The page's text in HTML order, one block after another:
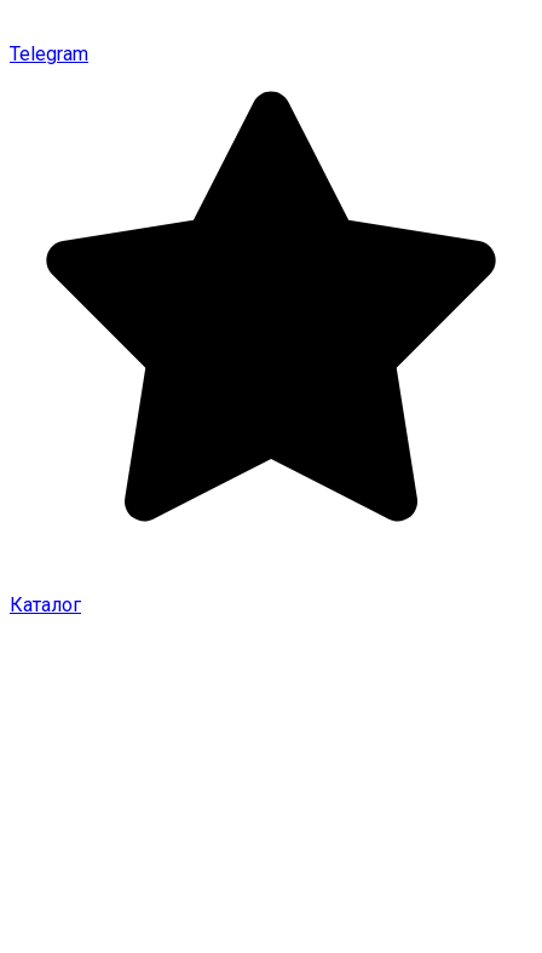
Telegram
Каталог